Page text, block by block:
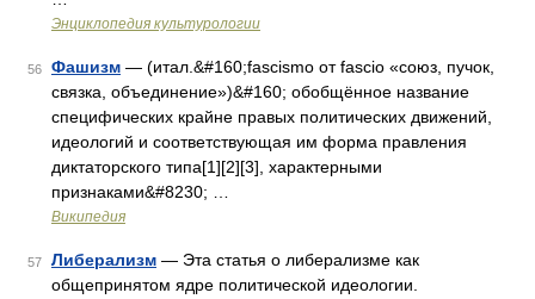
Энциклопедия культурологии
56 Фашизм — (итал.&#160;fascismo от fascio «союз, пучок,
связка, объединение»)&#160; обобщённое название
специфических крайне правых политических движений,
идеологий и соответствующая им форма правления
диктаторского типа[1][2][3], характерными
признаками&#8230; …
Википедия
57 Либерализм — Эта статья о либерализме как
общепринятом ядре политической идеологии.